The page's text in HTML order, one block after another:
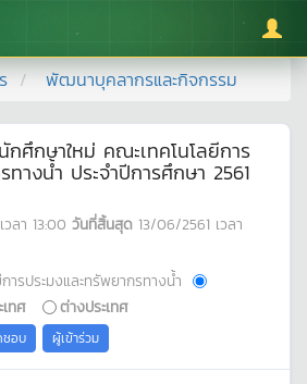
พัฒนาบุคลากรและกิจกรรม
ศึกษาใหม่ คณะเทคโนโลยีการ
ทางน้ำ ประจำปีการศึกษา 2561
เวลา 13:00 วันที่สิ้นสุด 13/06/2561 เวลา
ารประมงและทรัพยากรทางน้ำ
เทศ ต่างประเทศ
อบ ผู้เข้าร่วม